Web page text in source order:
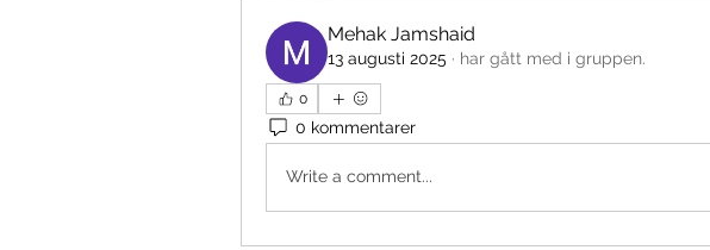
Mehak Jamshaid
13 augusti 2025 · har gått med i gruppen.
0
0 kommentarer
Write a comment...